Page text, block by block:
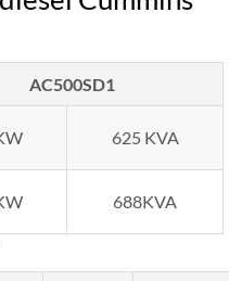
AC500SD1
625 KVA
688KVA